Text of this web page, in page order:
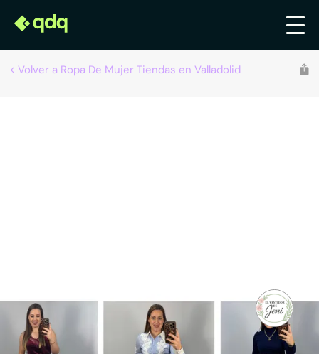
Volver a Ropa De Mujer Tiendas en Valladolid
Tiendas de ropa de mujer